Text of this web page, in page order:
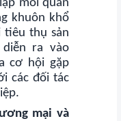
mối quan
khuôn khổ
tiêu thụ sản
ra vào
cơ hội gặp
các đối tác
mại và